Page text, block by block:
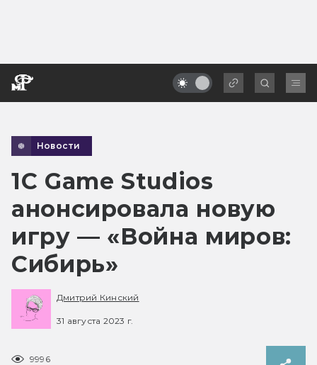
Новости
1С Game Studios
анонсировала новую
игру — «Война миров:
Сибирь»
Дмитрий Кинский
31 августа 2023 г.
9996